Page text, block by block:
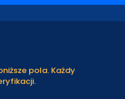
pola. Każdy